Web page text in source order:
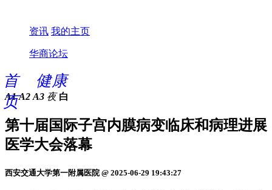
资讯 我的主页
华商论坛
首
页
健康
A1 A2 A3 夜 白
第十届国际子宫内膜病变临床和病理进展
医学大会落幕
西安交通大学第一附属医院 @ 2025-06-29 19:43:27